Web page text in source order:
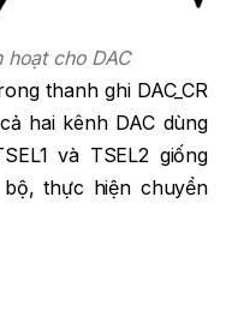
hoạt cho DAC
thanh ghi DAC_CR
hai kênh DAC dùng
và TSEL2 giống
thực hiện chuyển